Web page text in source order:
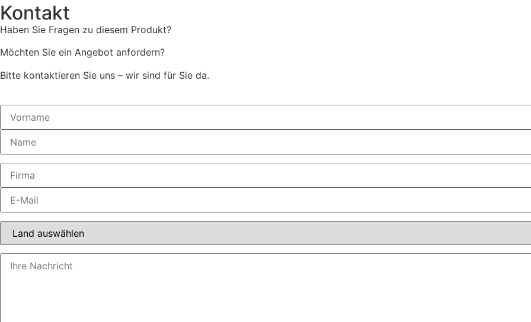
Kontakt
Haben Sie Fragen zu diesem Produkt?
Möchten Sie ein Angebot anfordern?
Bitte kontaktieren Sie uns – wir sind für Sie da.